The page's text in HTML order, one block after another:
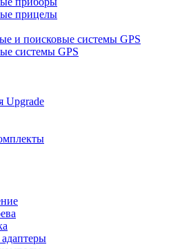
прицелы
и поисковые системы GPS
системы GPS
Upgrade